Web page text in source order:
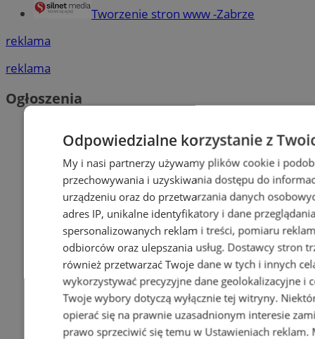
Tworzenie stron www -Zabrze
reklama
reklama
Ogłoszenia
Odpowiedzialne korzystanie z
My i nasi partnerzy używamy plików cookie i
przechowywania i uzyskiwania dostępu do
urządzeniu oraz do przetwarzania danych
adres IP, unikalne identyfikatory i dane
spersonalizowanych reklam i treści, pomiaru
odbiorców oraz ulepszania usług. Dostawcy stron
również przetwarzać Twoje dane w tych i innych
wykorzystywać precyzyjne dane geolokalizacyjne i
Twoje wybory dotyczą wyłącznie tej witryny.
opierać się na prawnie uzasadnionym interesie
prawo sprzeciwić się temu w Ustawieniach reklam.